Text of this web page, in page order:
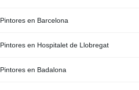
Pintores en Barcelona
Pintores en Hospitalet de Llobregat
Pintores en Badalona